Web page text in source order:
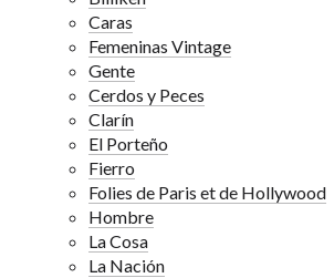
Caras
Femeninas Vintage
Gente
Cerdos y Peces
Clarín
El Porteño
Fierro
Folies de Paris et de Hollywood
Hombre
La Cosa
La Nación